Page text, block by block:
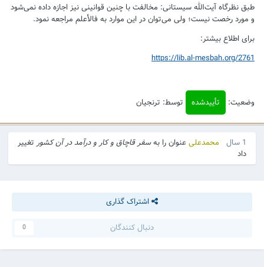
طبق نظرگاه آیت‌الله سیستانی: مخالفت با چنین قوانینی نیز اجازه داده نمی‌شود
و مورد رخصت نیست؛ ولی می‌توان در این موارد به فالأعلم مراجعه نمود.
برای اطلاع بیشتر:
https://lib.al-mesbah.org/2761
وضعیت: تأییدشده توسط: ترنجیان
محمدعلیعنوان را بهسفر قاچاق و کار و درآمد در آن کشورتغییر
داد
اشتراک گذاری
دنبال کنندگان